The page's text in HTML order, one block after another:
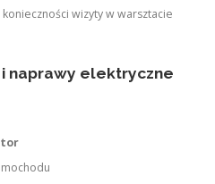
wizyty w warsztacie
naprawy elektryczne